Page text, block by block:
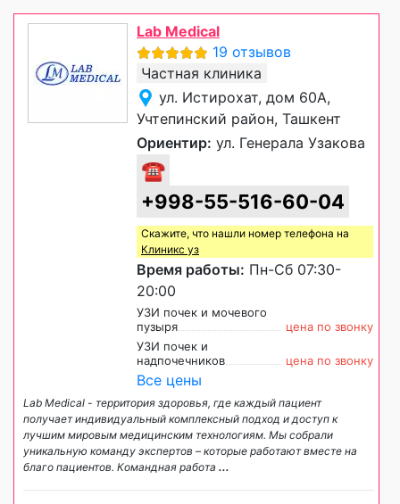
Lab Medical
19 отзывов
Частная клиника
ул. Истирохат, дом 60А,
Учтепинский район, Ташкент
Ориентир: ул. Генерала Узакова
☎
+998-55-516-60-04
Скажите, что нашли номер телефона на
Клиникс уз
Время работы: Пн-Сб 07:30-
20:00
УЗИ почек и мочевого
пузыря
цена по звонку
УЗИ почек и
надпочечников
цена по звонку
Все цены
Lab Medical - территория здоровья, где каждый пациент
получает индивидуальный комплексный подход и доступ к
лучшим мировым медицинским технологиям. Мы собрали
уникальную команду экспертов – которые работают вместе на
благо пациентов. Командная работа ...